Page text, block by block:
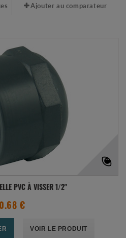
Ajouter au comparateur
PVC À VISSER 1/2"
0.68 €
VOIR LE PRODUIT